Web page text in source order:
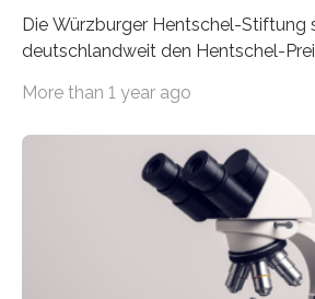
Die Würzburger Hentschel-Stiftung
deutschlandweit den Hentschel-
hochrangige wissenschaftliche
Schlaganfall“ mit Sitz in Würzburg
Schlaganfallforschung, um die
Betroffenen zu verbessern. Dazu
diesem Jahr wieder
Preis aus. Er richtet sich gezielt an
Forscherinnen und Forscher unter 40
More than 1 year ago